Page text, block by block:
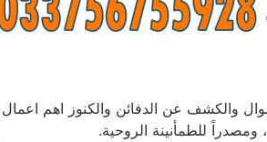
والكشف عن الدفائن والكنوز اهم
ومصدراً للطمأنينة الروحية.